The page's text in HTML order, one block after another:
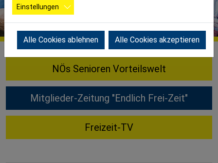
Amstetten
NÖs Senioren Vorteilswelt
Mitglieder-Zeitung "Endlich Frei-Zeit"
Freizeit-TV
Einstellungen
Alle Cookies ablehnen Alle Cookies akzeptieren